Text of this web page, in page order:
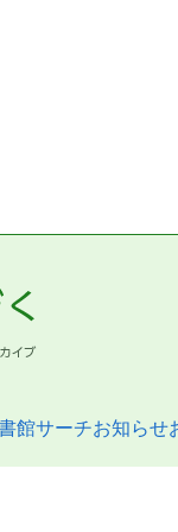
館サーチお知らせ